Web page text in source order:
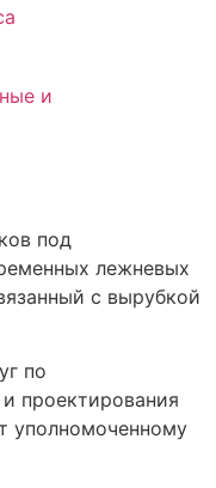
под
лежневых
с вырубкой
по
проектирования
уполномоченному